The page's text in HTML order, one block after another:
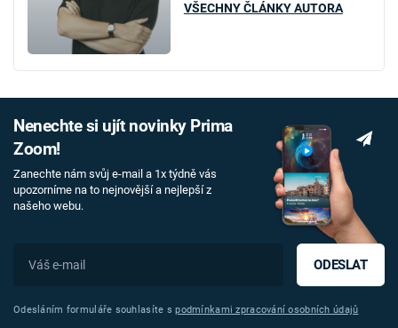
VŠECHNY ČLÁNKY AUTORA
Nenechte si ujít novinky Prima
Zoom!
Zanechte nám svůj e-mail a 1x týdně vás
upozorníme na to nejnovější a nejlepší z
našeho webu.
ODESLAT
Odesláním formuláře souhlasíte spodmínkami zpracování osobních údajů